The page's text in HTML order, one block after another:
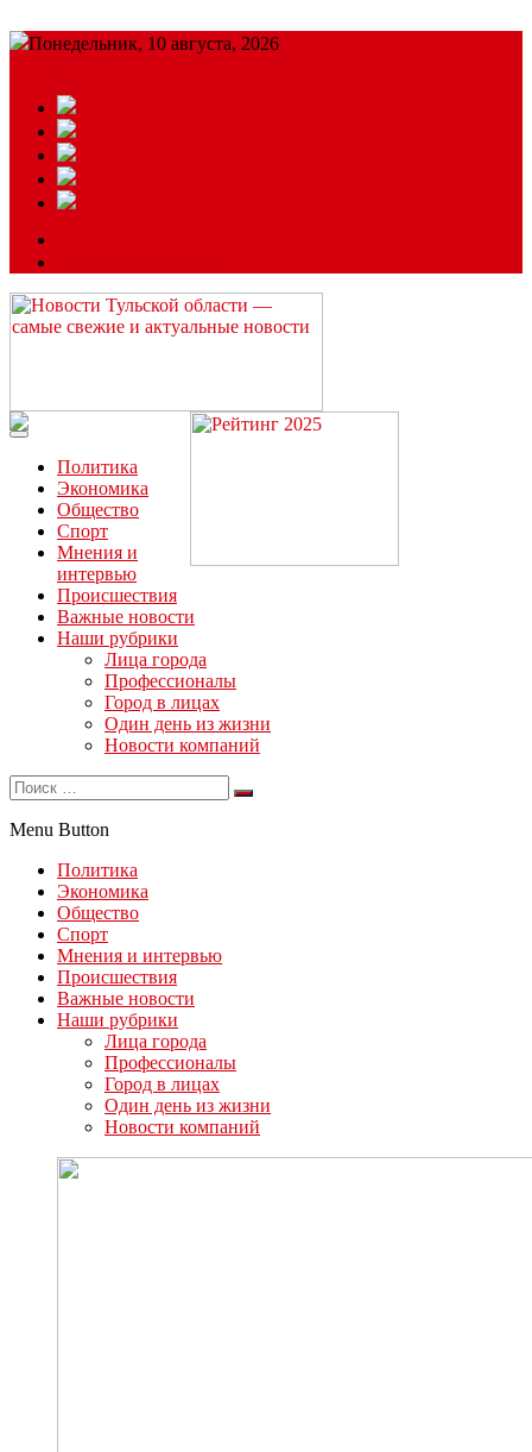
Понедельник, 10 августа, 2026
Читайте последние новости дня в Тульской области на сайте
“ЗаНовомосковск”
Политика
Экономика
Общество
Спорт
Мнения и
интервью
Происшествия
Важные новости
Наши рубрики
Лица города
Профессионалы
Город в лицах
Один день из жизни
Новости компаний
Menu Button
Политика
Экономика
Общество
Спорт
Мнения и интервью
Происшествия
Важные новости
Наши рубрики
Лица города
Профессионалы
Город в лицах
Один день из жизни
Новости компаний